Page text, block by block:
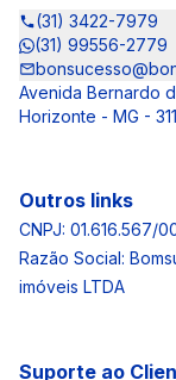
(31) 3422-7979
(31) 99556-2779
Avenida Bernardo
Horizonte - MG -
Outros links
CNPJ: 01.616.567/
Razão Social:
imóveis LTDA
Suporte ao